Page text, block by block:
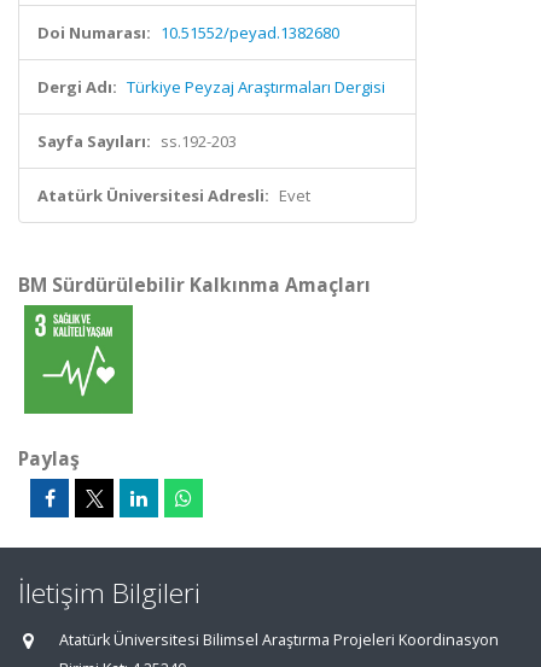
Doi Numarası: 10.51552/peyad.1382680
Dergi Adı: Türkiye Peyzaj Araştırmaları Dergisi
Sayfa Sayıları: ss.192-203
Atatürk Üniversitesi Adresli: Evet
BM Sürdürülebilir Kalkınma Amaçları
Paylaş
İletişim Bilgileri
Atatürk Üniversitesi Bilimsel Araştırma Projeleri Koordinasyon